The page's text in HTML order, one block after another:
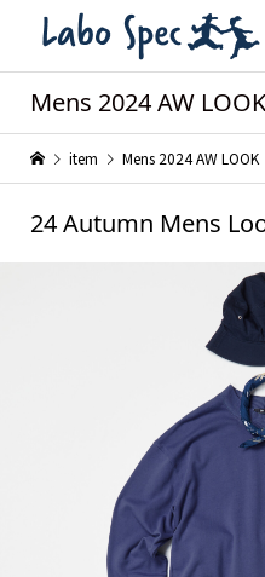
Mens 2024 AW LOOK
item Mens 2024 AW LOOK
24 Autumn Mens